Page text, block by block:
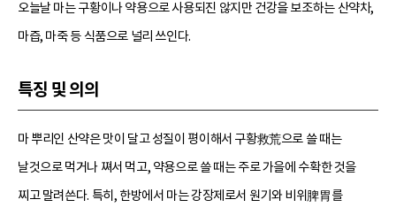
오늘날 마는 구황이나 약용으로 사용되진 않지만 건강을 보조하는 산약차,
마즙, 마죽 등 식품으로 널리 쓰인다.
특징 및 의의
마 뿌리인 산약은 맛이 달고 성질이 평이해서 구황救荒으로 쓸 때는
날것으로 먹거나 쪄서 먹고, 약용으로 쓸 때는 주로 가을에 수확한 것을
찌고 말려쓴다. 특히, 한방에서 마는 강장제로서 원기와 비위脾胃를